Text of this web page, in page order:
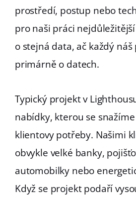
prostředí, postup nebo
pro naši práci
o stejná data, ač každý
primárně o datech.
Typický projekt v
nabídky, kterou se
klientovy potřeby. Našimi
obvykle velké banky,
automobilky nebo
Když se projekt podaří